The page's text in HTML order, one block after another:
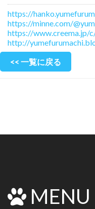
https://
https://minne.com/
https://www.creema.jp/
http://
<< 一覧に戻る
MENU